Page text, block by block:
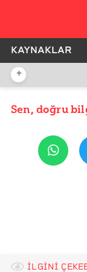
KAYNAKLAR
İDDİA KAYNAĞI
İddia Kaynağı
REFERANSLAR
Youtube
+
YAYIN TARİHİ
Sen, doğru
İLGİNİ